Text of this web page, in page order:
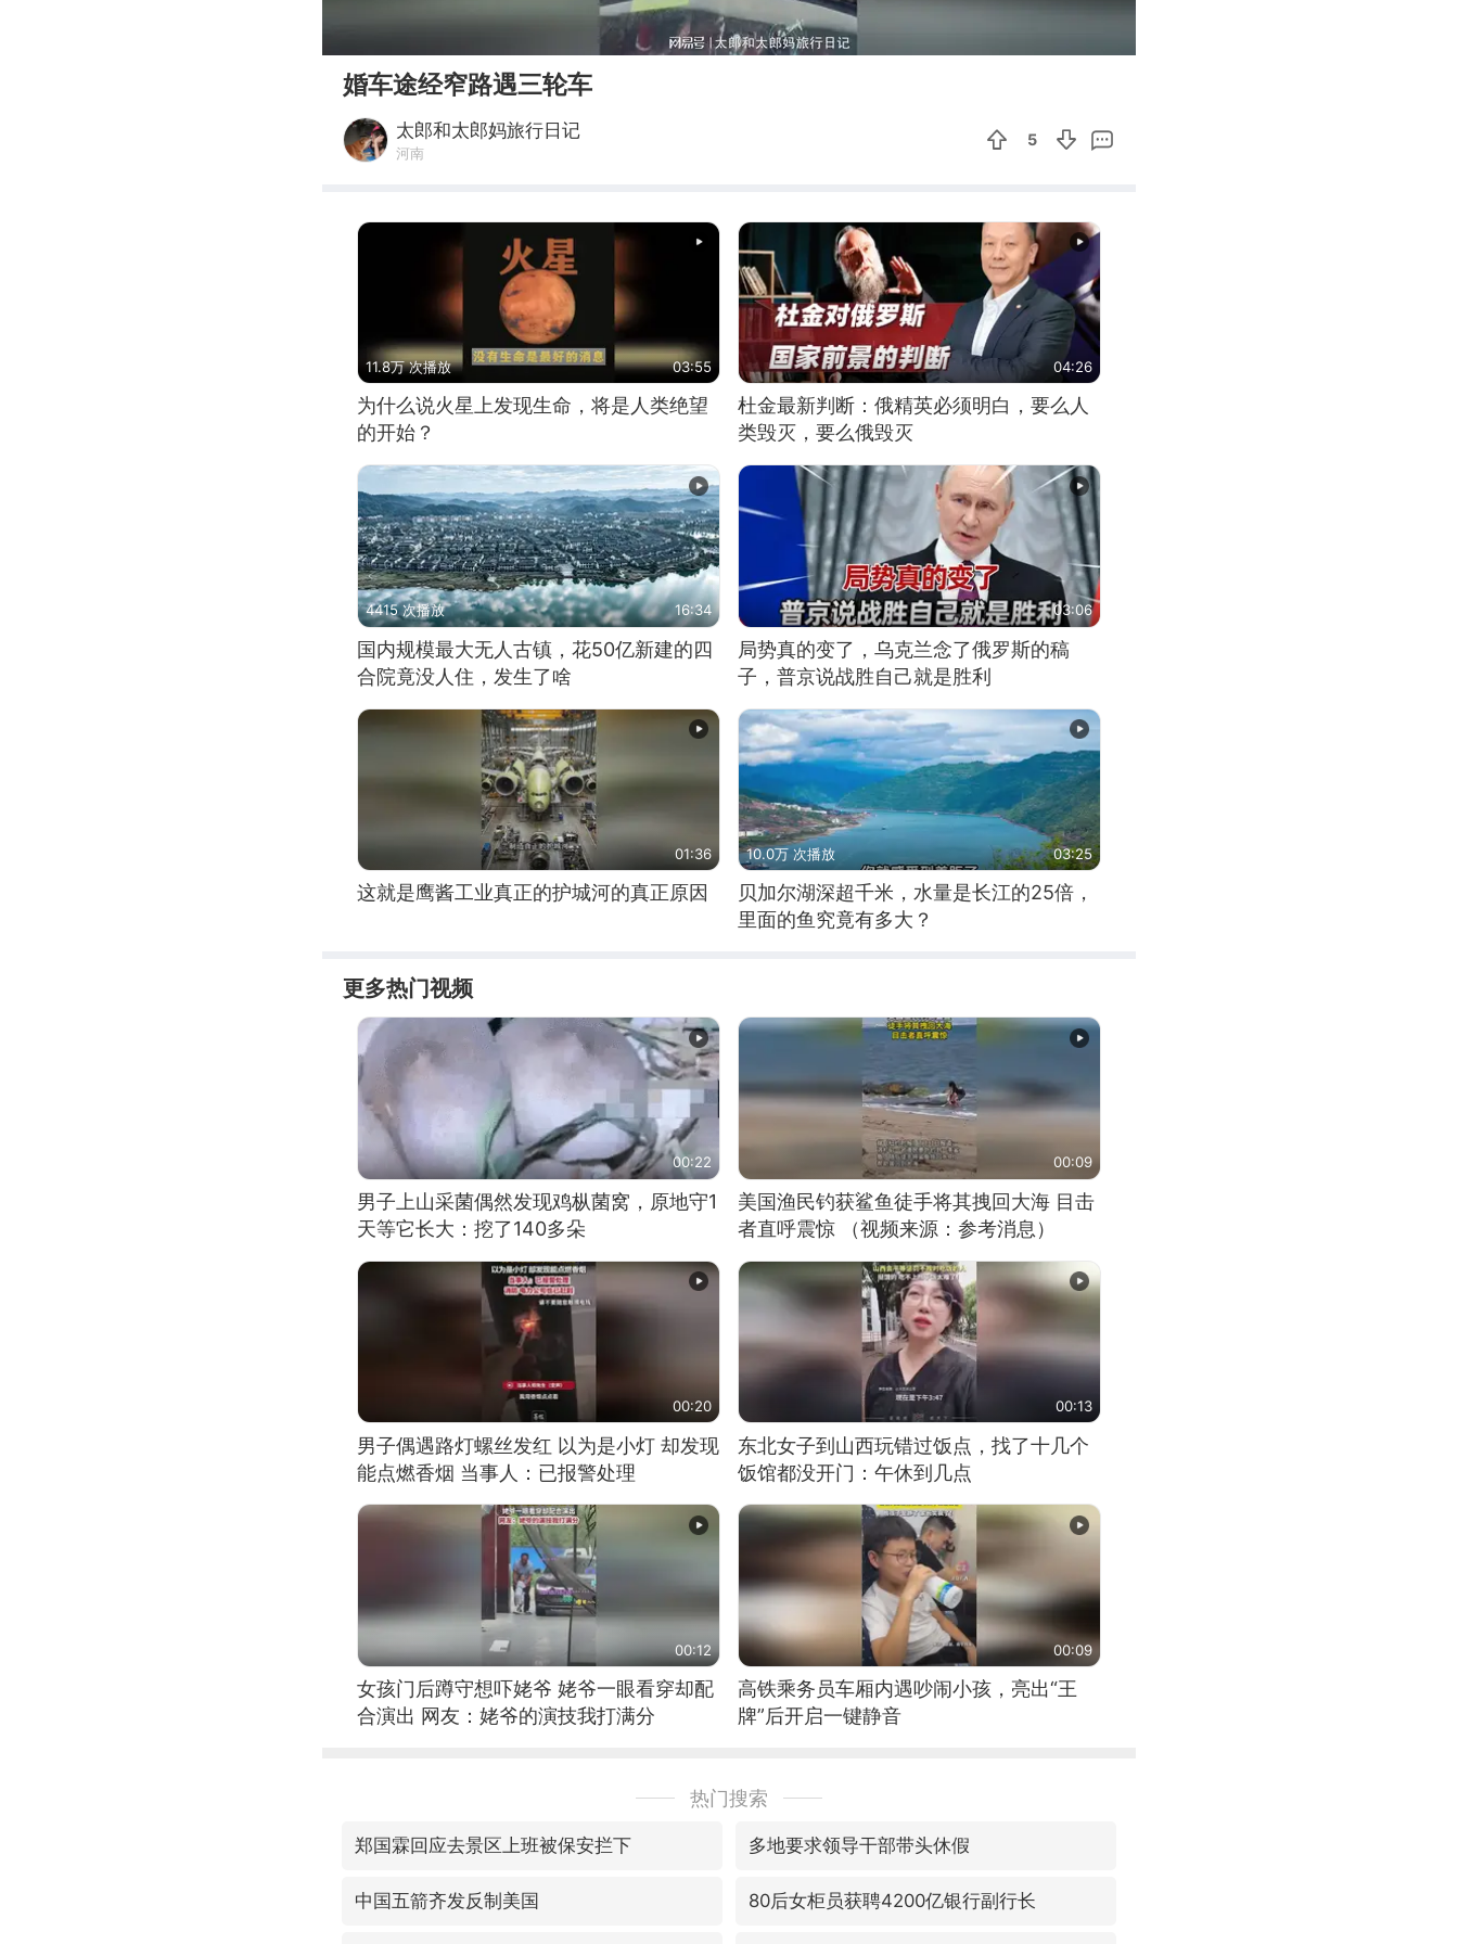
婚车途经窄路遇三轮车
太郎和太郎妈旅行日记
河南
5
11.8万 次播放 03:55
为什么说火星上发现生命，将是人类绝望
的开始？
04:26
杜金最新判断：俄精英必须明白，要么人
类毁灭，要么俄毁灭
4415 次播放 16:34
国内规模最大无人古镇，花50亿新建的四
合院竟没人住，发生了啥
03:06
局势真的变了，乌克兰念了俄罗斯的稿
子，普京说战胜自己就是胜利
01:36
这就是鹰酱工业真正的护城河的真正原因
10.0万 次播放 03:25
贝加尔湖深超千米，水量是长江的25倍，
里面的鱼究竟有多大？
更多热门视频
00:22
男子上山采菌偶然发现鸡枞菌窝，原地守1
天等它长大：挖了140多朵
00:09
美国渔民钓获鲨鱼徒手将其拽回大海 目击
者直呼震惊 （视频来源：参考消息）
00:20
男子偶遇路灯螺丝发红 以为是小灯 却发现
能点燃香烟 当事人：已报警处理
00:13
东北女子到山西玩错过饭点，找了十几个
饭馆都没开门：午休到几点
00:12
女孩门后蹲守想吓姥爷 姥爷一眼看穿却配
合演出 网友：姥爷的演技我打满分
00:09
高铁乘务员车厢内遇吵闹小孩，亮出“王
牌”后开启一键静音
热门搜索
郑国霖回应去景区上班被保安拦下 多地要求领导干部带头休假
中国五箭齐发反制美国 80后女柜员获聘4200亿银行副行长